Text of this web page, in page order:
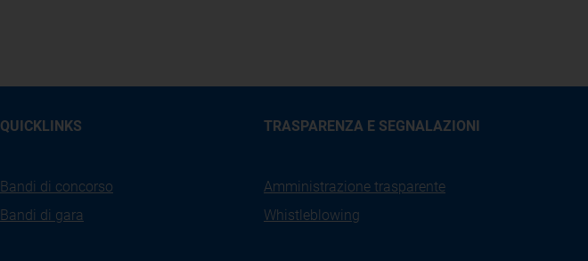
QUICKLINKS
Bandi di concorso
Bandi di gara
TRASPARENZA E SEGNALAZIONI
Amministrazione trasparente
Whistleblowing